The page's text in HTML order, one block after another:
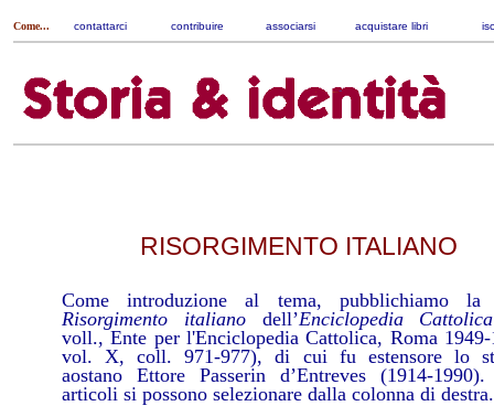
Come... contattarci contribuire associarsi acquistare libri
RISORGIMENTO ITALIANO
Come introduzione al tema, pubblichiamo la
Risorgimento italianodell’Enciclopedia Cattolica
voll., Ente per l'Enciclopedia Cattolica, Roma 1949-
vol. X, coll. 971-977), di cui fu estensore lo
aostano Ettore Passerin d’Entreves (1914-
articoli si possono selezionare dalla colonna di destra.